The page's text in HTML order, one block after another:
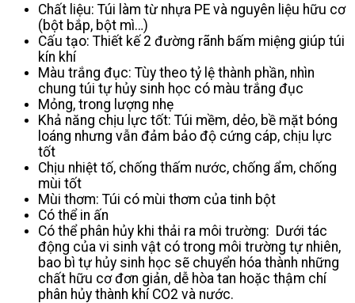
Chất liệu: Túi làm từ nhựa PE và nguyên liệu hữu cơ
(bột bắp, bột mì…)
Cấu tạo: Thiết kế 2 đường rãnh bấm miệng giúp túi
kín khí
Màu trắng đục: Tùy theo tỷ lệ thành phần, nhìn
chung túi tự hủy sinh học có màu trắng đục
Mỏng, trong lượng nhẹ
Khả năng chịu lực tốt: Túi mềm, dẻo, bề mặt bóng
loáng nhưng vẫn đảm bảo độ cứng cáp, chịu lực
tốt
Chịu nhiệt tố, chống thấm nước, chống ẩm, chống
mùi tốt
Mùi thơm: Túi có mùi thơm của tinh bột
Có thể in ấn
Có thể phân hủy khi thải ra môi trường: Dưới tác
động của vi sinh vật có trong môi trường tự nhiên,
bao bì tự hủy sinh học sẽ chuyển hóa thành những
chất hữu cơ đơn giản, dễ hòa tan hoặc thậm chí
phân hủy thành khí CO2 và nước.